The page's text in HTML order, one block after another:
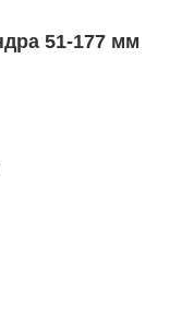
51-177 мм